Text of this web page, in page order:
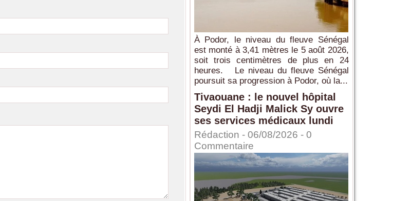
À Podor, le niveau du fleuve Sénégal
est monté à 3,41 mètres le 5 août 2026,
soit trois centimètres de plus en 24
heures. Le niveau du fleuve Sénégal
poursuit sa progression à Podor, où la...
Tivaouane : le nouvel hôpital
Seydi El Hadji Malick Sy ouvre
ses services médicaux lundi
Rédaction - 06/08/2026 - 0
Commentaire